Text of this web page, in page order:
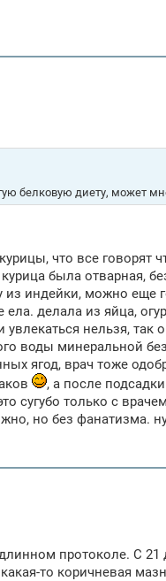
белковую диету, может
что все говорят
была отварная,
из индейки, можно еще
делала из яйца,
нельзя, так
воды минеральной
ягод, врач тоже
, а после
сугубо только с
но без фанатизма.
протоколе. С 21
то коричневая